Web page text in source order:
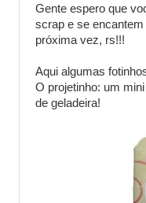
Gente espero que
scrap e se
próxima vez, rs!!!
Aqui algumas
O projetinho: um
de geladeira!